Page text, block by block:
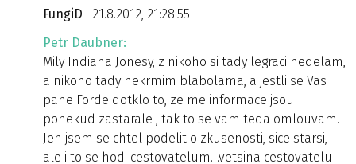
FungiD
21.8.2012, 21:28:55
Petr Daubner:
Mily Indiana Jonesy, z nikoho si tady legraci nedelam,
a nikoho tady nekrmim blabolama, a jestli se Vas
pane Forde dotklo to, ze me informace jsou
ponekud zastarale , tak to se vam teda omlouvam.
Jen jsem se chtel podelit o zkusenosti, sice starsi,
ale i to se hodi cestovatelum…vetsina cestovatelu